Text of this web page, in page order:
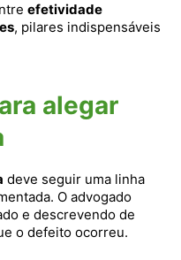
efetividade
, pilares indispensáveis
alegar
deve seguir uma linha
O advogado
e descrevendo de
o defeito ocorreu.